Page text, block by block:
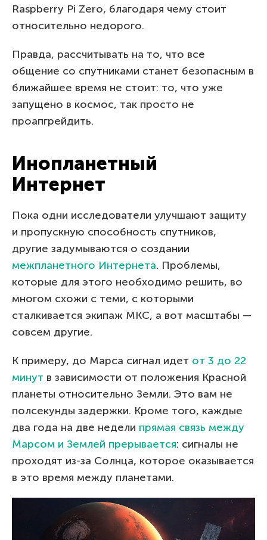
Raspberry Pi Zero, благодаря чему стоит
относительно недорого.
Правда, рассчитывать на то, что все
общение со спутниками станет безопасным в
ближайшее время не стоит: то, что уже
запущено в космос, так просто не
проапгрейдить.
Инопланетный
Интернет
Пока одни исследователи улучшают защиту
и пропускную способность спутников,
другие задумываются о создании
межпланетного Интернета. Проблемы,
которые для этого необходимо решить, во
многом схожи с теми, с которыми
сталкивается экипаж МКС, а вот масштабы —
совсем другие.
К примеру, до Марса сигнал идет от 3 до 22
минут в зависимости от положения Красной
планеты относительно Земли. Это вам не
полсекунды задержки. Кроме того, каждые
два года на две недели прямая связь между
Марсом и Землей прерывается: сигналы не
проходят из-за Солнца, которое оказывается
в это время между планетами.